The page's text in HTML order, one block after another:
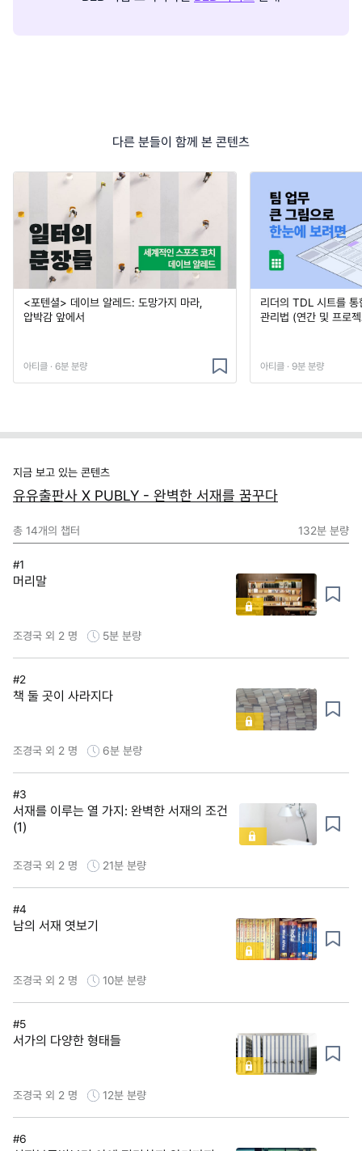
다른 분들이 함께 본 콘텐츠
<포텐셜> 데이브 알레드: 도망가지 마라,
압박감 앞에서
아티클 · 6분 분량
리더의 TDL 시트를
관리법 (연간 및 프로
아티클 · 9분 분량
지금 보고 있는 콘텐츠
유유출판사 X PUBLY - 완벽한 서재를 꿈꾸다
총 14개의 챕터 132분 분량
#1
머리말
조경국 외 2 명 5분 분량
#2
책 둘 곳이 사라지다
조경국 외 2 명 6분 분량
#3
서재를 이루는 열 가지: 완벽한 서재의 조건
(1)
조경국 외 2 명 21분 분량
#4
남의 서재 엿보기
조경국 외 2 명 10분 분량
#5
서가의 다양한 형태들
조경국 외 2 명 12분 분량
#6